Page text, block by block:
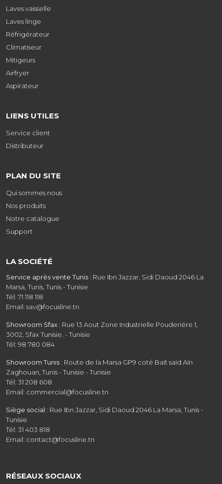
Laves vaisselle
Laves linge
Réfrigérateur
Climatiseur
Mitigeurs
Airfryer
Aspirateur
LIENS UTILES
Service client
Distributeur
PLAN DU SITE
Qui sommes nous
Nos produits
Notre catalogue
Support
LA SOCIÉTÉ
Service après vente Tunis : Rue Ibn Jazzar, Sidi Daoud 2046 La
Marsa, Tunis, Tunis - Tunisie
Tél: 71 118 118
Email: sav@focusline.tn
Showroom Sfax : Rue 13 Aout Zone Industrielle Pouderiére 1,
3002, Sfax Tunisie. - Tunisie
Tél: 98 780 084
Showroom Tunis : Route de la Marsa GP9 coté Baït saïd Aïn
Zaghouan, Tunis - Tunisie - Tunisie
Tél: 31 208 608
Email: commercial@focusline.tn
Siège social : Rue Ibn Jazzar, Sidi Daoud 2046 La Marsa, Tunis -
Tunisie
Tél: 31 403 818
Email: contact@focusline.tn
RÉSEAUX SOCIAUX